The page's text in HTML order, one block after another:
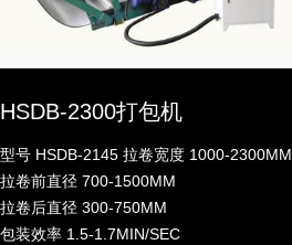
HSDB-2300打包机
型号 HSDB-2145 拉卷宽度 1000-2300MM
拉卷前直径 700-1500MM
拉卷后直径 300-750MM
包装效率 1.5-1.7MIN/SEC